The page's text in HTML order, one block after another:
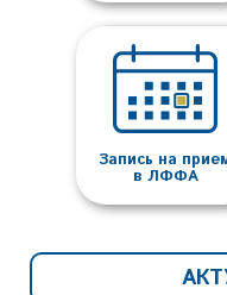
Запись на
в ЛФФА